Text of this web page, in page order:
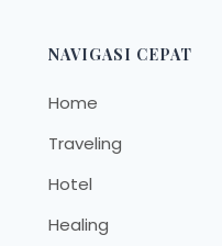
NAVIGASI CEPAT
Home
Traveling
Hotel
Healing